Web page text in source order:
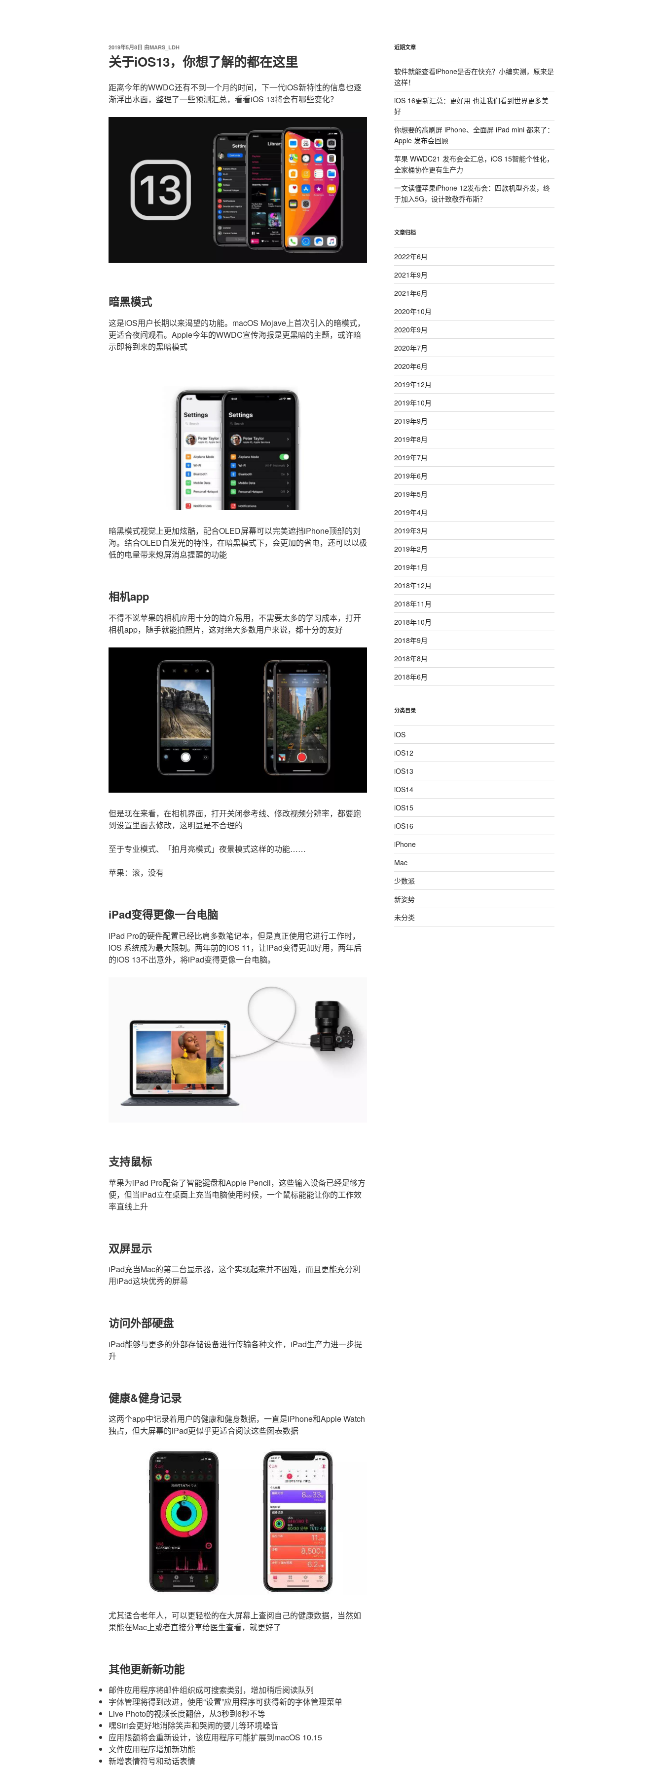
发
布
于
2019年5月8日 由MARS_LDH
关于iOS13，你想了解的都在这里
距离今年的WWDC还有不到一个月的时间，下一代iOS新特性的信息也逐
渐浮出水面，整理了一些预测汇总，看看iOS 13将会有哪些变化？
暗黑模式
这是iOS用户长期以来渴望的功能。macOS Mojave上首次引入的暗模式，
更适合夜间观看。Apple今年的WWDC宣传海报是更黑暗的主题，或许暗
示即将到来的黑暗模式
暗黑模式视觉上更加炫酷，配合OLED屏幕可以完美遮挡iPhone顶部的刘
海。结合OLED自发光的特性，在暗黑模式下，会更加的省电，还可以以极
低的电量带来熄屏消息提醒的功能
相机app
不得不说苹果的相机应用十分的简介易用，不需要太多的学习成本，打开
相机app，随手就能拍照片，这对绝大多数用户来说，都十分的友好
但是现在来看，在相机界面，打开关闭参考线、修改视频分辨率，都要跑
到设置里面去修改，这明显是不合理的
至于专业模式、「拍月亮模式」夜景模式这样的功能……
苹果：滚，没有
iPad变得更像一台电脑
iPad Pro的硬件配置已经比肩多数笔记本，但是真正使用它进行工作时，
iOS 系统成为最大限制。两年前的iOS 11，让iPad变得更加好用，两年后
的iOS 13不出意外，将iPad变得更像一台电脑。
支持鼠标
苹果为iPad Pro配备了智能键盘和Apple Pencil，这些输入设备已经足够方
便，但当iPad立在桌面上充当电脑使用时候，一个鼠标能能让你的工作效
率直线上升
双屏显示
iPad充当Mac的第二台显示器，这个实现起来并不困难，而且更能充分利
用iPad这块优秀的屏幕
访问外部硬盘
iPad能够与更多的外部存储设备进行传输各种文件，iPad生产力进一步提
升
健康&健身记录
这两个app中记录着用户的健康和健身数据，一直是iPhone和Apple Watch
独占，但大屏幕的iPad更似乎更适合阅读这些图表数据
尤其适合老年人，可以更轻松的在大屏幕上查阅自己的健康数据，当然如
果能在Mac上或者直接分享给医生查看，就更好了
其他更新新功能
邮件应用程序将邮件组织成可搜索类别，增加稍后阅读队列
字体管理将得到改进，使用“设置”应用程序可获得新的字体管理菜单
Live Photo的视频长度翻倍，从3秒到6秒不等
嘿Siri会更好地消除笑声和哭闹的婴儿等环境噪音
应用限额将会重新设计，该应用程序可能扩展到macOS 10.15
文件应用程序增加新功能
新增表情符号和动话表情
近期文章
软件就能查看iPhone是否在快充？小编实测，原来是
这样！
iOS 16更新汇总：更好用 也让我们看到世界更多美
好
你想要的高刷屏 iPhone、全面屏 iPad mini 都来了：
Apple 发布会回顾
苹果 WWDC21 发布会全汇总，iOS 15智能个性化，
全家桶协作更有生产力
一文读懂苹果iPhone 12发布会：四款机型齐发，终
于加入5G，设计致敬乔布斯？
文章归档
2022年6月
2021年9月
2021年6月
2020年10月
2020年9月
2020年7月
2020年6月
2019年12月
2019年10月
2019年9月
2019年8月
2019年7月
2019年6月
2019年5月
2019年4月
2019年3月
2019年2月
2019年1月
2018年12月
2018年11月
2018年10月
2018年9月
2018年8月
2018年6月
分类目录
iOS
iOS12
iOS13
iOS14
iOS15
iOS16
iPhone
Mac
少数派
新姿势
未分类